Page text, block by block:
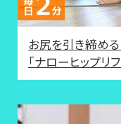
お尻を引き締める
「ナローヒップリ